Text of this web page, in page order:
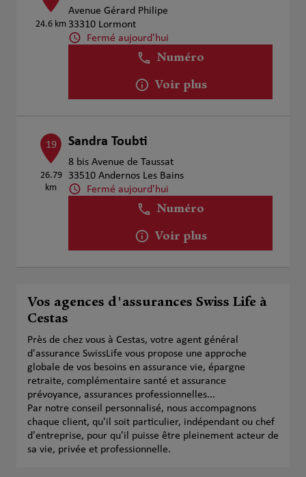
24.6 km
Avenue Gérard Philipe
33310 Lormont
Fermé aujourd'hui
Numéro
Voir plus
19
26.79
km
Sandra Toubti
8 bis Avenue de Taussat
33510 Andernos Les Bains
Fermé aujourd'hui
Numéro
Voir plus
Vos agences d'assurances Swiss Life à
Cestas
Près de chez vous à Cestas, votre agent général
d'assurance SwissLife vous propose une approche
globale de vos besoins en assurance vie, épargne
retraite, complémentaire santé et assurance
prévoyance, assurances professionnelles...
Par notre conseil personnalisé, nous accompagnons
chaque client, qu'il soit particulier, indépendant ou chef
d'entreprise, pour qu'il puisse être pleinement acteur de
sa vie, privée et professionnelle.